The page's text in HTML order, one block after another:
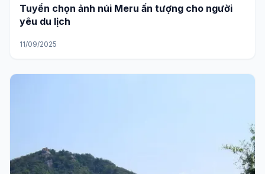
Tuyển chọn ảnh núi Meru ấn tượng cho người
yêu du lịch
11/09/2025